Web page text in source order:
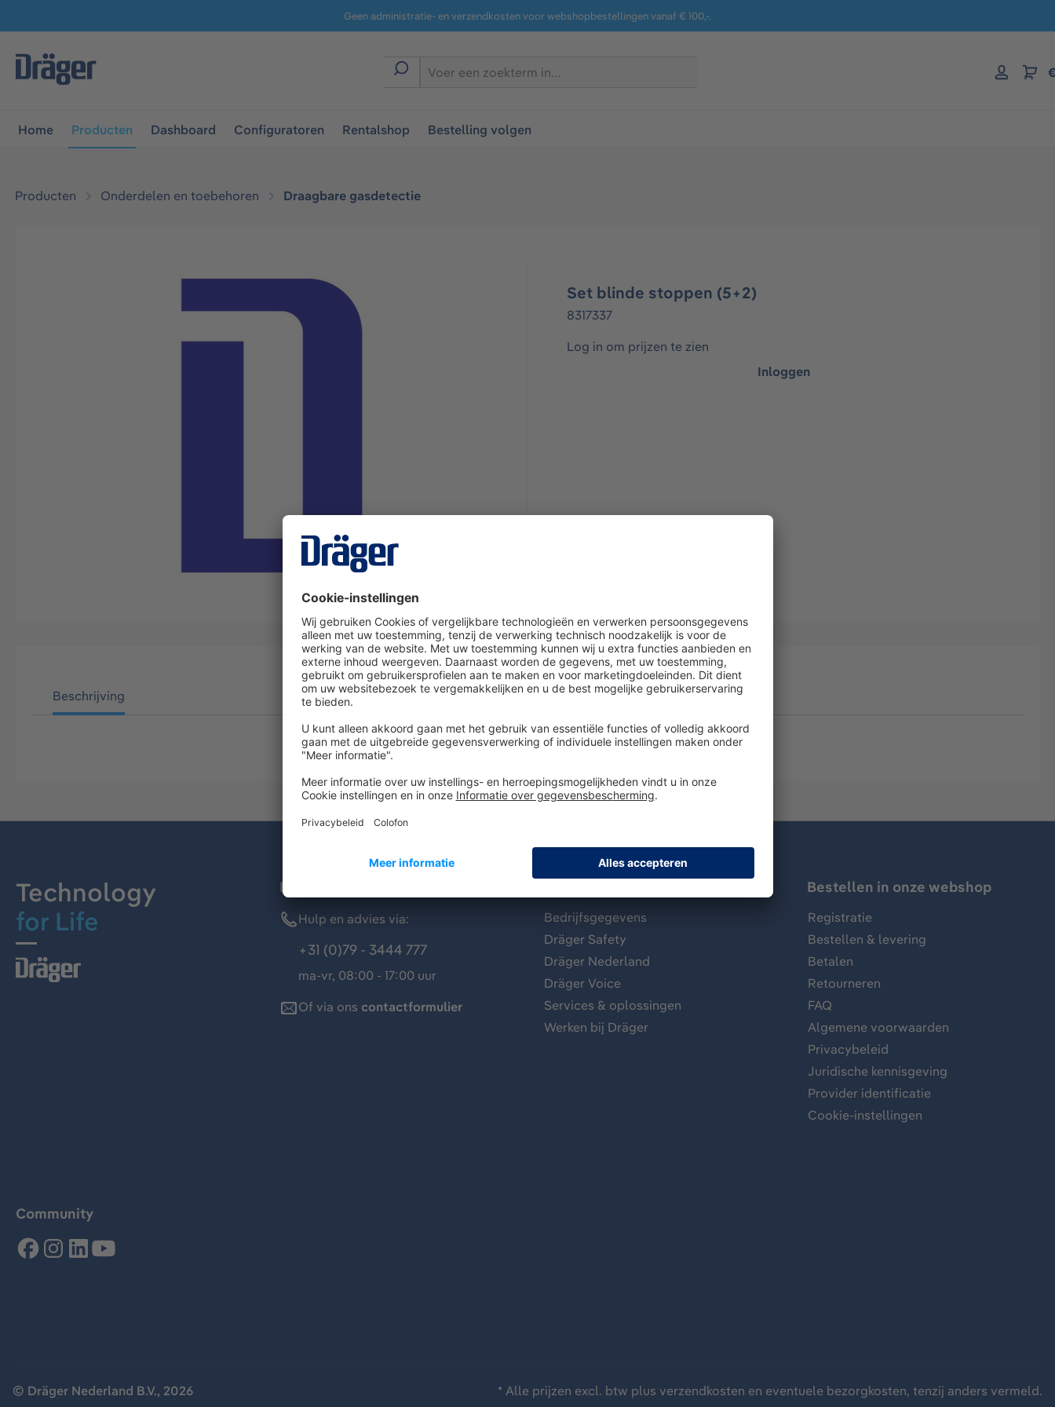
Ga naar navigatie B2B-platformGeen administratie- en verzendkosten voor webshopbestellingen vanaf € 100,-.
Home Producten Dashboard Configuratoren Rentalshop Bestelling volgen
Producten Onderdelen en toebehoren Draagbare gasdetectie
Set blinde stoppen (5+2)
8317337
Log in om prijzen te zien
Inloggen
Beschrijving
Technology
for Life
Dräger klantenservice
Hulp en advies via:
+31 (0)79 - 3444 777
ma-vr, 08:00 - 17:00 uur
Of via ons contactformulier
Bedrijfsgegevens
Dräger Safety
Dräger Nederland
Dräger Voice
Services & oplossingen
Werken bij Dräger
Bestellen in onze webshop
Registratie
Bestellen & levering
Betalen
Retourneren
FAQ
Algemene voorwaarden
Privacybeleid
Juridische kennisgeving
Provider identificatie
Cookie-instellingen
Community
© Dräger Nederland B.V., 2026 * Alle prijzen excl. btw plus verzendkosten en eventuele bezorgkosten, tenzij anders vermeld.